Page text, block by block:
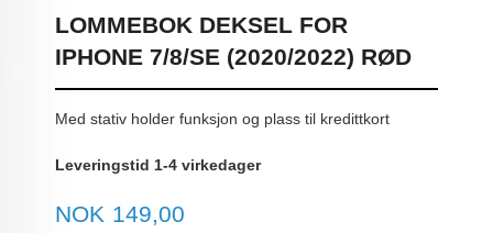
LOMMEBOK DEKSEL FOR
IPHONE 7/8/SE (2020/2022) RØD
Med stativ holder funksjon og plass til kredittkort
Leveringstid 1-4 virkedager
Pris
NOK 149,00